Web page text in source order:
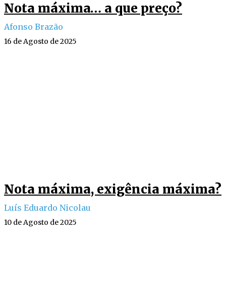
Nota máxima… a que preço?
Afonso Brazão
16 de Agosto de 2025
Nota máxima, exigência máxima?
Luís Eduardo Nicolau
10 de Agosto de 2025